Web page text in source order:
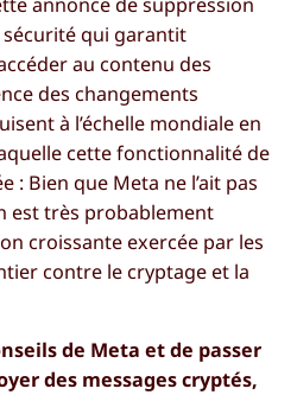
qui garantit
au contenu des
des changements
à l’échelle mondiale en
cette fonctionnalité de
: Bien que Meta ne l’ait pas
est très probablement
croissante exercée par les
contre le cryptage et la
de Meta et de passer
des messages cryptés,